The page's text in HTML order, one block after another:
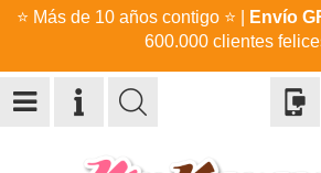
⭐ Más de 10 años contigo ⭐ Envío
600.000 clientes